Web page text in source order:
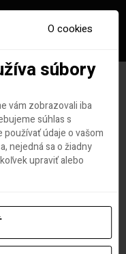
mať od
2026
O cookies
súbory
vám zobrazovali iba
súhlas s
údaje o vašom
nejedná sa o žiadny
upraviť alebo